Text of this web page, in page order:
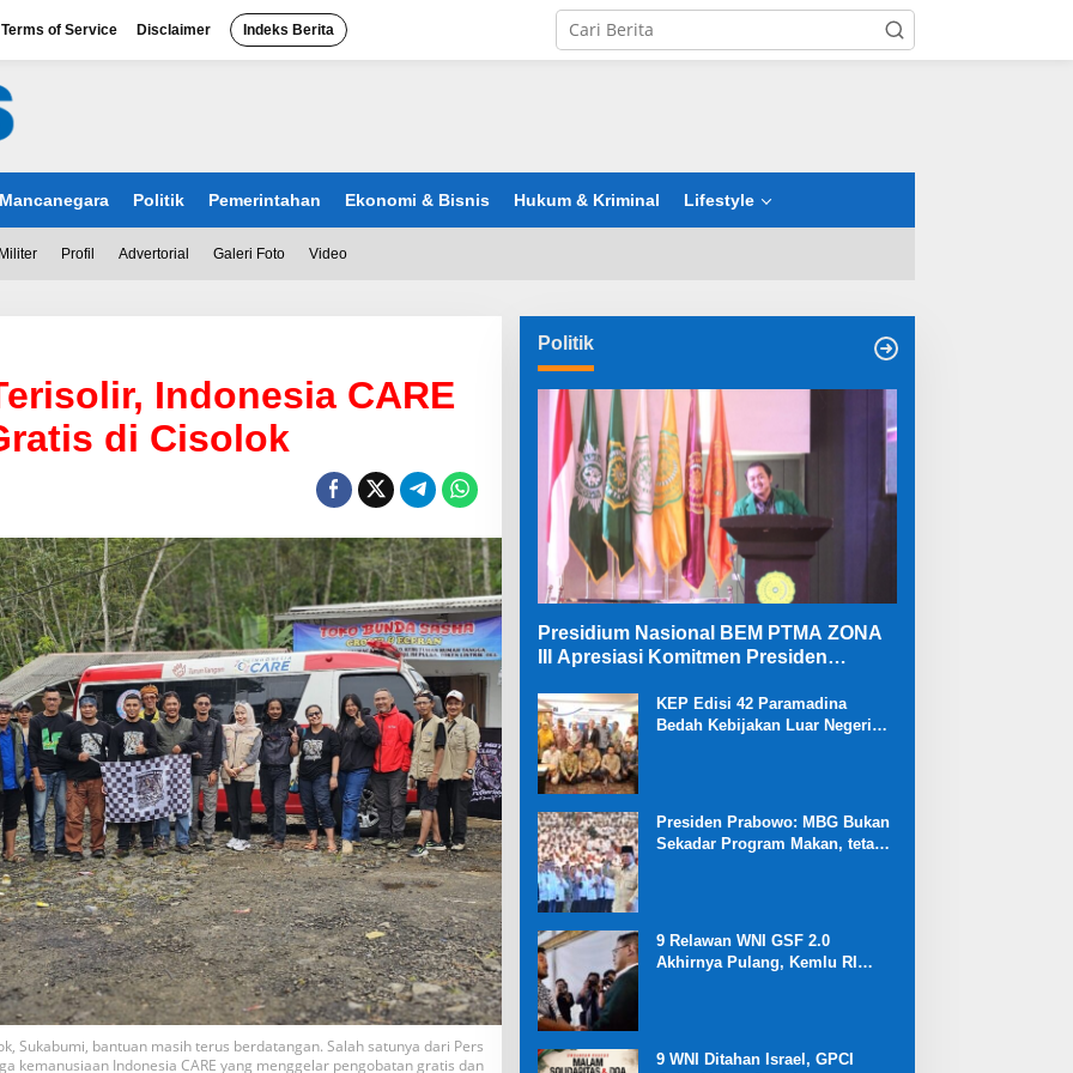
Terms of Service Disclaimer Indeks Berita
Mancanegara Politik Pemerintahan Ekonomi & Bisnis Hukum & Kriminal Lifestyle
Militer Profil Advertorial Galeri Foto Video
Indonesia CARE
di Cisolok
Sukabumi, bantuan masih terus berdatangan. Salah satunya dari Pers
kemanusiaan Indonesia CARE yang menggelar pengobatan gratis dan
Politik
Presidium Nasional BEM PTMA ZONA
III Apresiasi Komitmen Presiden
Kejaksaan
KEP Edisi 42 Paramadina
Bedah Kebijakan Luar Negeri
Presiden Prabowo: MBG Bukan
Sekadar Program Makan, tetapi
9 Relawan WNI GSF 2.0
Akhirnya Pulang, Kemlu RI
9 WNI Ditahan Israel, GPCI